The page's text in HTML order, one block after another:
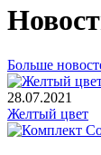
Больше
28.07.2021
Желтый цвет